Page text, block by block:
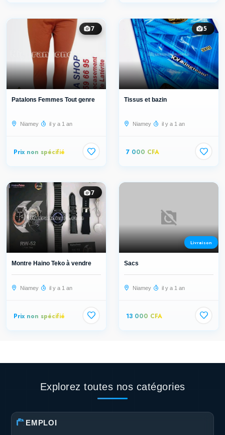
7
Patalons Femmes Tout genre
Niamey il y a 1 an
Prix non spécifié
5
Tissus et bazin
Niamey il y a 1 an
7 000 CFA
7
Montre Haino Teko à vendre
Niamey il y a 1 an
Prix non spécifié
Livraison
Sacs
Niamey il y a 1 an
13 000 CFA
Explorez toutes nos catégories
EMPLOI